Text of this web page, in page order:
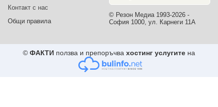
Контакт с нас
Общи правила
© Резон Медиа 1993-2026 -
София 1000, ул. Карнеги 11А
© ФАКТИ ползва и препоръчва хостинг услугите на